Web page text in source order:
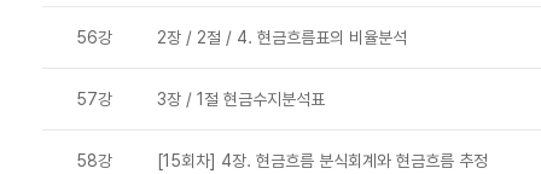
56강 2장 / 2절 / 4. 현금흐름표의 비율분석
57강 3장 / 1절 현금수지분석표
58강 [15회차] 4장. 현금흐름 분식회계와 현금흐름 추정